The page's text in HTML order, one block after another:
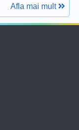
Afla mai mult